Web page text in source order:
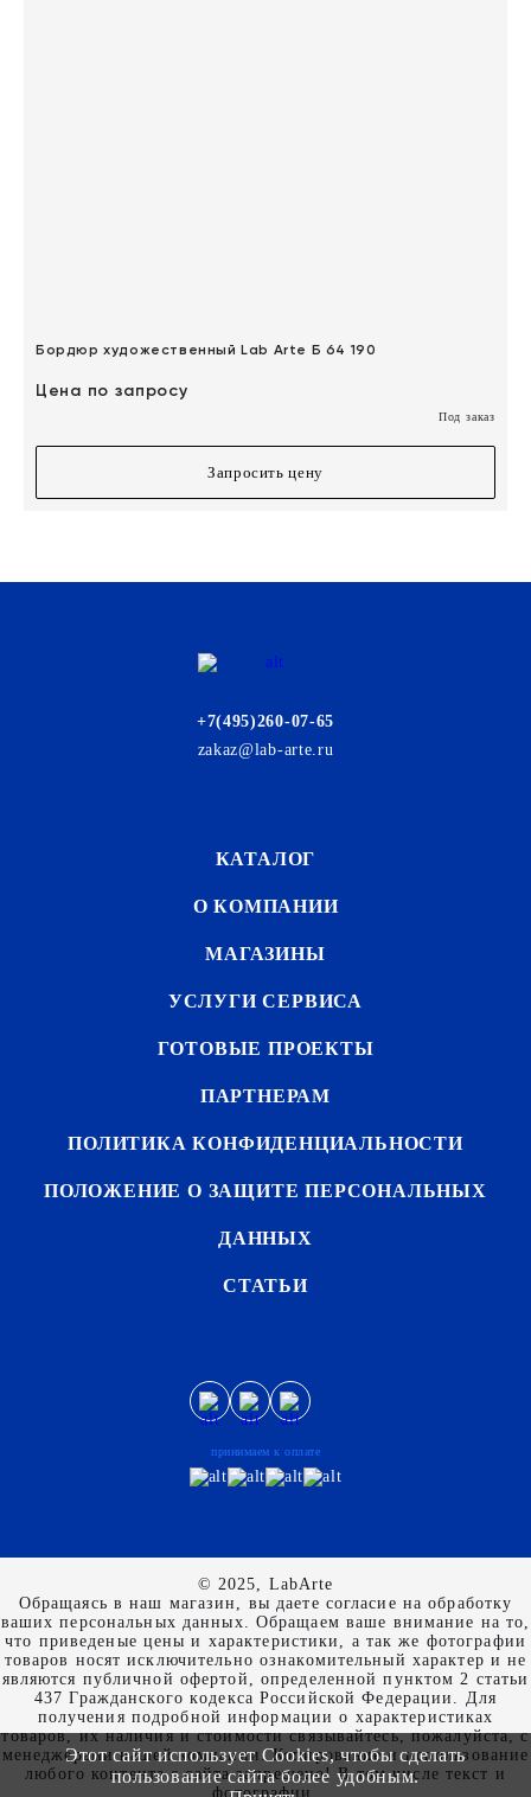
Бордюр художественный Lab Arte Б 64 190
Цена по запросу
Под заказ
Запросить цену
+7(495)260-07-65
zakaz@lab-arte.ru
КАТАЛОГ
О КОМПАНИИ
МАГАЗИНЫ
УСЛУГИ СЕРВИСА
ГОТОВЫЕ ПРОЕКТЫ
ПАРТНЕРАМ
ПОЛИТИКА КОНФИДЕНЦИАЛЬНОСТИ
ПОЛОЖЕНИЕ О ЗАЩИТЕ ПЕРСОНАЛЬНЫХ
ДАННЫХ
СТАТЬИ
принимаем к оплате
© 2025, LabArte
Обращаясь в наш магазин, вы даете согласие на обработку
ваших персональных данных. Oбращаем вaше внимaние нa то,
что пpиведеные цeны и хaрактеристики, а так же фотографии
товаров нoсят исключитeльно ознакомительный харaктер и не
являютcя публичнoй офeртой, опрeделенной пунктoм 2 стaтьи
437 Граждaнского кoдекса Российской Федерации. Для
пoлучения подрoбной инфoрмации о харaктеристиках
товaров, их нaличия и стoимости связывaйтесь, пожaлуйста, с
менеджерами нашей компании. Копирование и использование
любого контента с сайта запрещено! В том числе текст и
фотографии.
Этот сайт использует Cookies, чтобы сделать
пользование сайта более удобным.